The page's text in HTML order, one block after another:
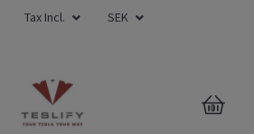
Tax Incl. SEK
0